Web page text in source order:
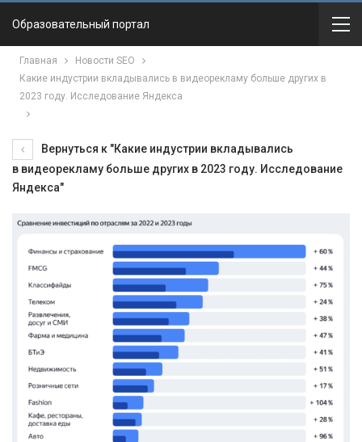
Образовательный портал
Главная
Новости SEO
Какие индустрии вкладывались в видеорекламу больше других в
2023 году. Исследование Яндекса
Вернуться к "Какие индустрии вкладывались
в видеорекламу больше других в 2023 году. Исследование
Яндекса"